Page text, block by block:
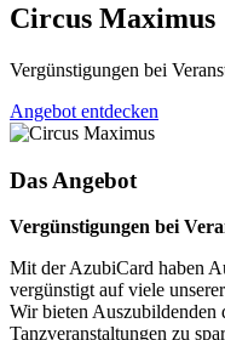
Circus Maximus
Vergünstigungen bei
Angebot entdecken
Das Angebot
Vergünstigungen bei
Mit der AzubiCard haben
vergünstigt auf viele
Wir bieten Auszubildenden
Tanzveranstaltungen zu